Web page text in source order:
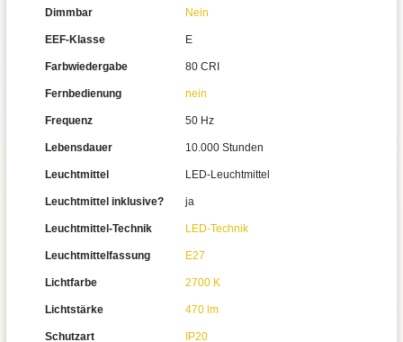
Dimmbar Nein
EEF-Klasse E
Farbwiedergabe 80 CRI
Fernbedienung nein
Frequenz 50 Hz
Lebensdauer 10.000 Stunden
Leuchtmittel LED-Leuchtmittel
Leuchtmittel inklusive? ja
Leuchtmittel-Technik LED-Technik
Leuchtmittelfassung E27
Lichtfarbe 2700 K
Lichtstärke 470 lm
Schutzart IP20